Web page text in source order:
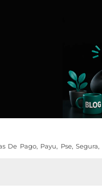
De Pago, Payu, Pse, Segura,